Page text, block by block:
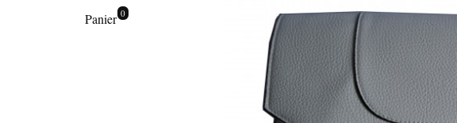
Panier 0